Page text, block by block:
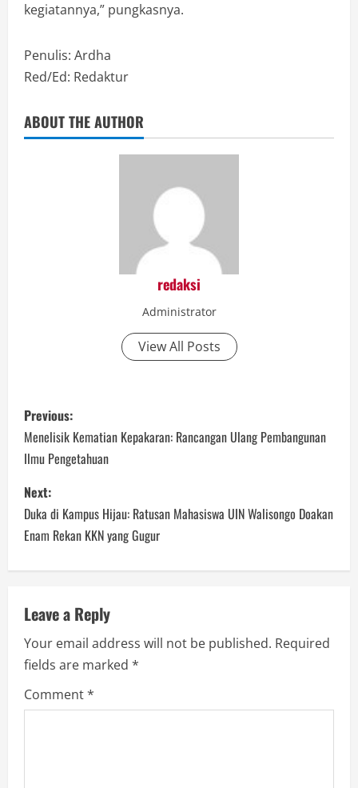
kegiatannya,” pungkasnya.
Penulis: Ardha
Red/Ed: Redaktur
ABOUT THE AUTHOR
redaksi
Administrator
View All Posts
P
o
s
t
n
a
v
i
g
a
Previous:
Menelisik Kematian Kepakaran: Rancangan Ulang Pembangunan
Ilmu Pengetahuan
Next:
Duka di Kampus Hijau: Ratusan Mahasiswa UIN Walisongo Doakan
Enam Rekan KKN yang Gugur
Leave a Reply
Your email address will not be published. Required
fields are marked *
Comment*